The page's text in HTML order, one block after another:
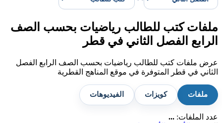
ملفات كتب للطالب رياضيات بحسب الصف
الرابع الفصل الثاني في قطر
عرض ملفات كتب للطالب رياضيات بحسب الصف الرابع الفصل
الثاني في قطر المتوفرة في موقع المناهج القطرية
ملفات كويزات الفيديوهات
عدد الملفات: ...